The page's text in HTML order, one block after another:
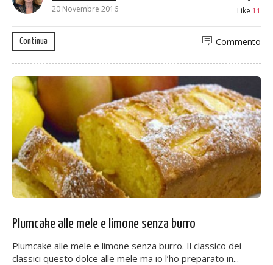
20 Novembre 2016
Like 11
Continua Commento
Plumcake alle mele e limone senza burro
Plumcake alle mele e limone senza burro. Il classico dei
classici questo dolce alle mele ma io l’ho preparato in...